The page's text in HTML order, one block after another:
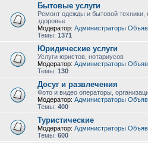
Бытовые услуги
Ремонт одежды и бытовой техники,
здоровье
Модератор: Администраторы
Темы: 1371
Юридические услуги
Услуги юристов, нотариусов
Модератор: Администраторы
Темы: 130
Досуг и развлечения
Фото и видео операторы,
Модератор: Администраторы
Темы: 400
Туристические
Модератор: Администраторы
Темы: 600